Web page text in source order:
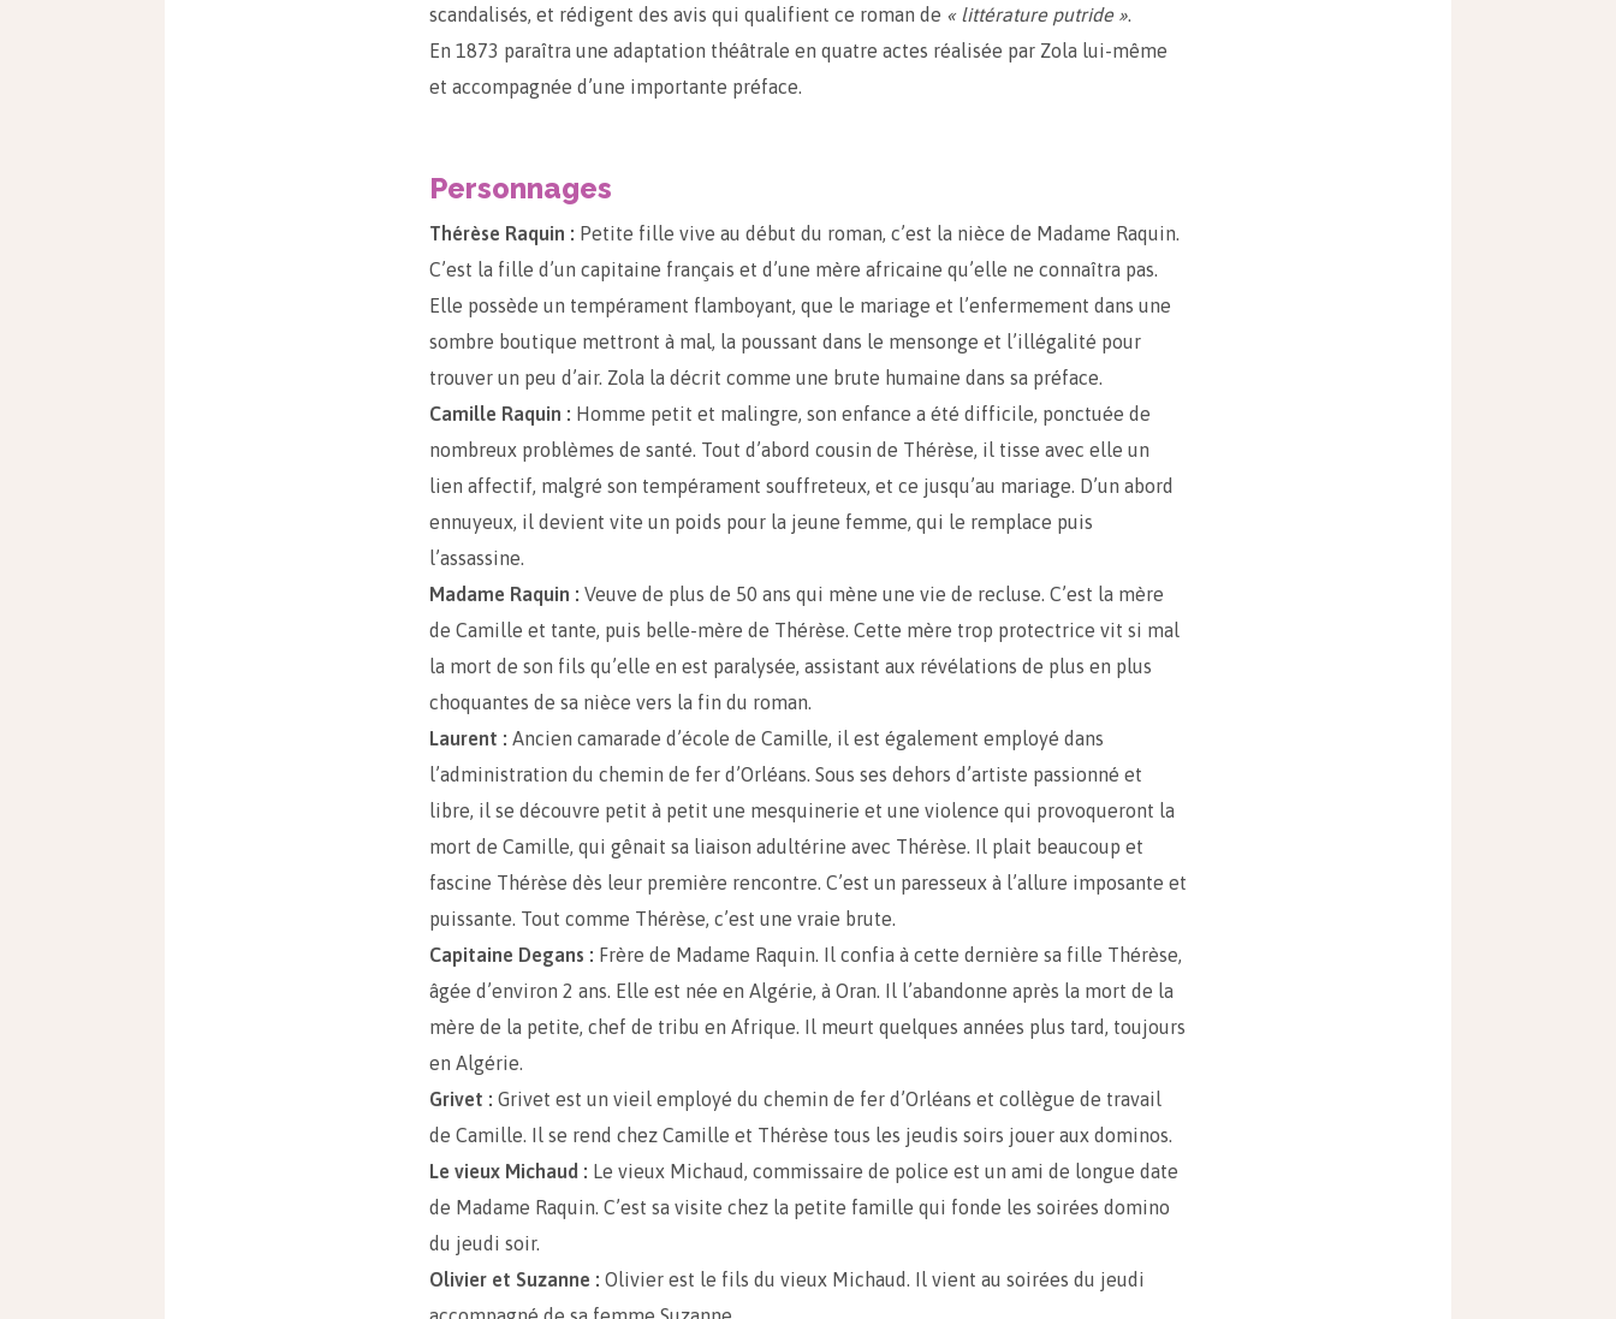
scandalisés, et rédigent des avis qui qualifient ce roman de « littérature putride ».
En 1873 paraîtra une adaptation théâtrale en quatre actes réalisée par Zola lui-même
et accompagnée d’une importante préface.
Personnages
Thérèse Raquin : Petite fille vive au début du roman, c’est la nièce de Madame Raquin.
C’est la fille d’un capitaine français et d’une mère africaine qu’elle ne connaîtra pas.
Elle possède un tempérament flamboyant, que le mariage et l’enfermement dans une
sombre boutique mettront à mal, la poussant dans le mensonge et l’illégalité pour
trouver un peu d’air. Zola la décrit comme une brute humaine dans sa préface.
Camille Raquin : Homme petit et malingre, son enfance a été difficile, ponctuée de
nombreux problèmes de santé. Tout d’abord cousin de Thérèse, il tisse avec elle un
lien affectif, malgré son tempérament souffreteux, et ce jusqu’au mariage. D’un abord
ennuyeux, il devient vite un poids pour la jeune femme, qui le remplace puis
l’assassine.
Madame Raquin : Veuve de plus de 50 ans qui mène une vie de recluse. C’est la mère
de Camille et tante, puis belle-mère de Thérèse. Cette mère trop protectrice vit si mal
la mort de son fils qu’elle en est paralysée, assistant aux révélations de plus en plus
choquantes de sa nièce vers la fin du roman.
Laurent : Ancien camarade d’école de Camille, il est également employé dans
l’administration du chemin de fer d’Orléans. Sous ses dehors d’artiste passionné et
libre, il se découvre petit à petit une mesquinerie et une violence qui provoqueront la
mort de Camille, qui gênait sa liaison adultérine avec Thérèse. Il plait beaucoup et
fascine Thérèse dès leur première rencontre. C’est un paresseux à l’allure imposante et
puissante. Tout comme Thérèse, c’est une vraie brute.
Capitaine Degans : Frère de Madame Raquin. Il confia à cette dernière sa fille Thérèse,
âgée d’environ 2 ans. Elle est née en Algérie, à Oran. Il l’abandonne après la mort de la
mère de la petite, chef de tribu en Afrique. Il meurt quelques années plus tard, toujours
en Algérie.
Grivet : Grivet est un vieil employé du chemin de fer d’Orléans et collègue de travail
de Camille. Il se rend chez Camille et Thérèse tous les jeudis soirs jouer aux dominos.
Le vieux Michaud : Le vieux Michaud, commissaire de police est un ami de longue date
de Madame Raquin. C’est sa visite chez la petite famille qui fonde les soirées domino
du jeudi soir.
Olivier et Suzanne : Olivier est le fils du vieux Michaud. Il vient au soirées du jeudi